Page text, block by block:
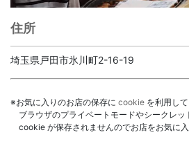
住所
埼玉県戸田市氷川町2-16-19
※お気に入りのお店の保存に cookie を利用して
ブラウザのプライベートモードやシークレ
cookie が保存されませんのでお店をお気に入